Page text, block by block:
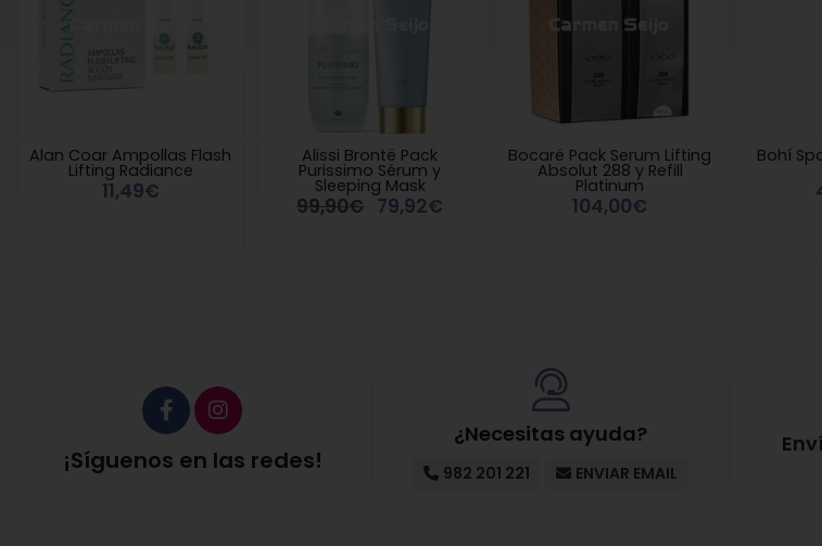
Alan Coar Ampollas Flash
Lifting Radiance
11,49€
Alissi Brontë Pack
Purissimo Sérum y
Sleeping Mask
99,90€ 79,92€
Bocaré Pack Serum Lifting
Absolut 288 y Refill
Platinum
104,00€
Bohí
¡Síguenos en las redes!
¿Necesitas ayuda?
982 201 221 ENVIAR EMAIL